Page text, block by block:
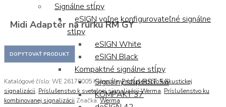
Signálne stĺpy
eSIGN voľne konfigurovateľné signálne
stĺpy
eSIGN White
eSIGN Black
Kompaktné signálne stĺpy
Signálny stĺp RST 56
KOMPAKT 37
Midi Adaptér na rúrku RM GY
Katalógové číslo: WE 26170005 Kategórie:Príslušenstvo k akustickej
signalizácii, Príslušenstvo k svetelnej signalizácii Werma, Príslušenstvo ku
kombinovanej signalizácii Značka:Werma